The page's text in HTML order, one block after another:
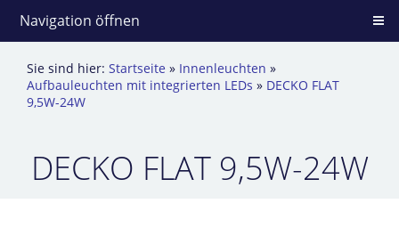
Navigation öffnen
Sie sind hier: Startseite » Innenleuchten »
Aufbauleuchten mit integrierten LEDs » DECKO FLAT
9,5W-24W
DECKO FLAT 9,5W-24W